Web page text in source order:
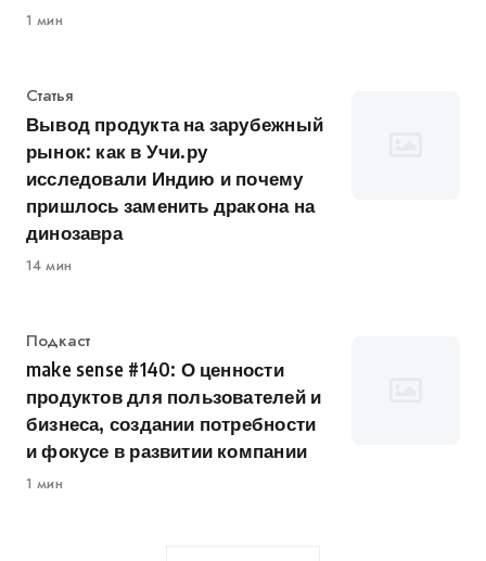
1 мин
Категория
Статья
Вывод продукта на зарубежный
рынок: как в Учи.ру
исследовали Индию и почему
пришлось заменить дракона на
динозавра
14 мин
Категория
Подкаст
make sense #140: О ценности
продуктов для пользователей и
бизнеса, создании потребности
и фокусе в развитии компании
1 мин